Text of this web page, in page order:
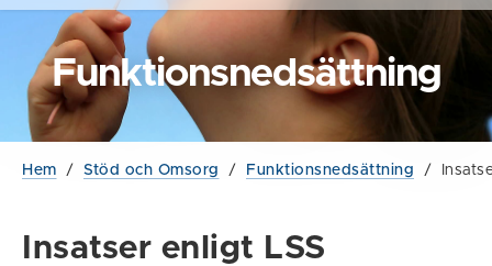
Funktionsnedsättning
Hem / Stöd och Omsorg / Funktionsnedsättning /
Insatser enligt LSS